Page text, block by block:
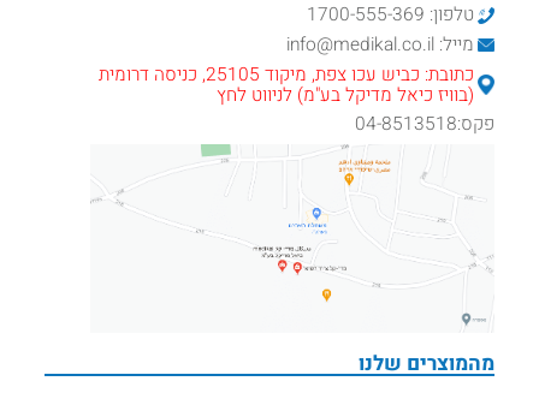
מהמוצרים שלנו
טלפון: 1700-555-369
מייל: info@medikal.co.il
כתובת: כביש עכו צפת, מיקוד 25105, כניסה דרומית
(בוויז כיאל מדיקל בע"מ) לניווט לחץ
פקס:04-8513518